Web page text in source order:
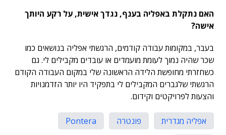
האם נתקלת באפליה בענף, נגדך אישית, על רקע היותך
אישה?
בעבר, במקומות עבודה קודמים, הרגשתי אפליה בנושאים כמו
שכר שהיה נמוך לעומת מועמדים או עובדים מקבילים לי. גם
כשחזרתי מחופשת הלידה הראשונה שלי במקום העבודה הקודם
הרגשתי שלגברים המקבילים לי בתפקיד היו יותר הזדמנויות
והצעות לפרויקטים וקידום.
אפליה מגדרית פונטרה
Pontera